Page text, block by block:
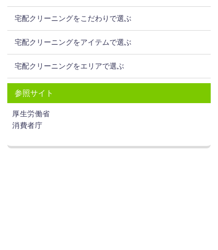
宅配クリーニングをこだわりで選ぶ
宅配クリーニングをアイテムで選ぶ
宅配クリーニングをエリアで選ぶ
参照サイト
厚生労働省
消費者庁